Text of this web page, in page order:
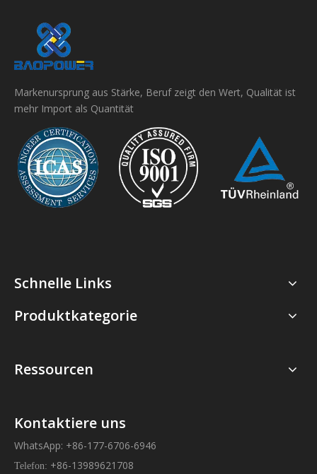
Markenursprung aus Stärke, Beruf zeigt den Wert, Qualität ist
mehr Import als Quantität
Schnelle Links
Produktkategorie
Ressourcen
Kontaktiere uns
WhatsApp: +86-177-6706-6946
Telefon: +86-13989621708